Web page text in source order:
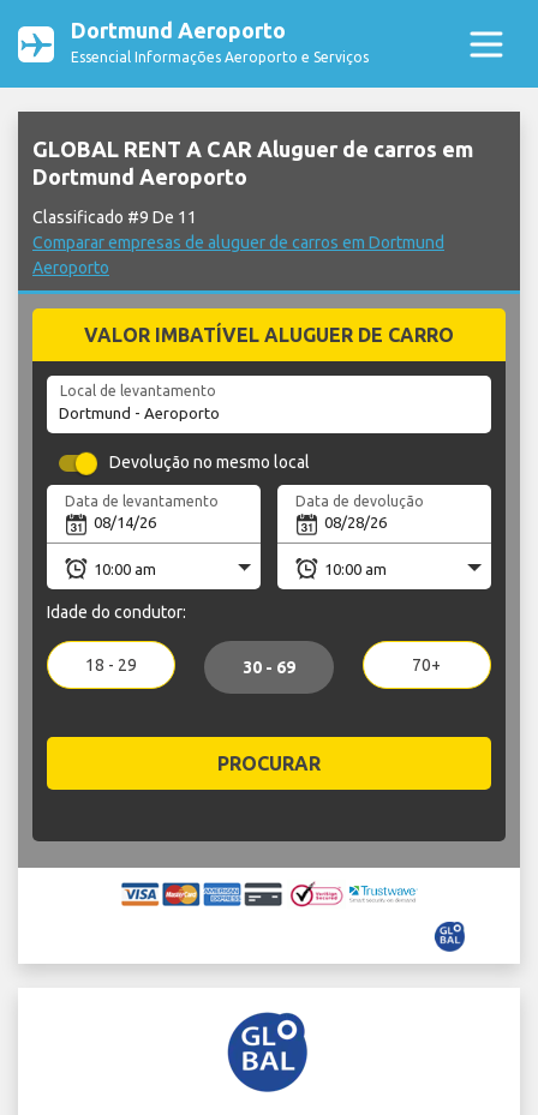
Dortmund Aeroporto
Essencial Informações Aeroporto e Serviços
GLOBAL RENT A CAR Aluguer de carros em
Dortmund Aeroporto
Classificado #9 De 11
Comparar empresas de aluguer de carros em Dortmund
Aeroporto
VALOR IMBATÍVEL ALUGUER DE CARRO
Local de levantamento
Devolução no mesmo local
Data de levantamento Data de devolução
Idade do condutor:
18 - 29 30 - 69 70+
PROCURAR